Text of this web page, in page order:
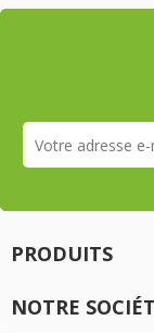
PRODUITS
NOTRE